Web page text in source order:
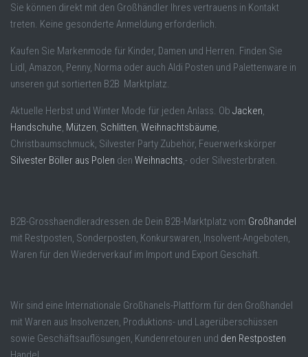
Sie können direkt mit den Großhändler Ihres vertrauens in Kontakt
treten. Keine gesonderte Anmeldung erforderlich.
Kaufen Sie Markenmode für Kinder, Damen und Herren. Finden Sie
Lidl, Amazon, Penny, Norma oder auch Aldi Posten und Palettenware in
unseren gut sortierten B2B Marktplatz.
Aktuelle Herbst und Winter Mode für jeden Anlass. Ob Jacken,
Handschuhe, Mützen, Schlitten, Weihnachtsbäume,
Christbaumschmuck, Silvester Party Zubehör, Feuerwerkskörper
Silvester Böller aus Polen den Weihnachts,- oder Silvesterbraten.
B2B-Grosshaendleradressen.de Dein B2B-Marktplatz vom Großhandel
mit Restposten, Sonderposten, Konkurswaren, Insolvent-Angeboten,
Waren für den Wiederverkauf im Import und Export Geschäft.
Wir sind eine Internationale Großhanels-Plattform für den Großhandel
mit Waren aus Insolvenzen, Produktions- und Lagerüberschüssen
sowie Geschäftsauflösungen, Kundenretouren und den Restposten